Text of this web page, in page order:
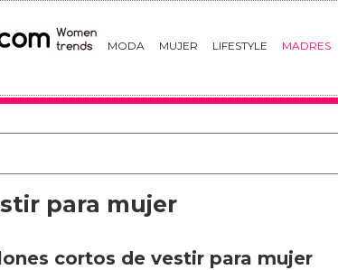
MODA MUJER LIFESTYLE MADRES
para mujer
cortos de vestir para mujer